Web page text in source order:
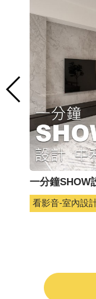
一分鐘SHOW
看影音-室內設